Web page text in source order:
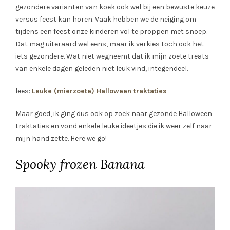
gezondere varianten van koek ook wel bij een bewuste keuze
versus feest kan horen. Vaak hebben we de neiging om
tijdens een feest onze kinderen vol te proppen met snoep.
Dat mag uiteraard wel eens, maar ik verkies toch ook het
iets gezondere. Wat niet wegneemt dat ik mijn zoete treats
van enkele dagen geleden niet leuk vind, integendeel.
lees: Leuke (mierzoete) Halloween traktaties
Maar goed, ik ging dus ook op zoek naar gezonde Halloween
traktaties en vond enkele leuke ideetjes die ik weer zelf naar
mijn hand zette. Here we go!
Spooky frozen Banana